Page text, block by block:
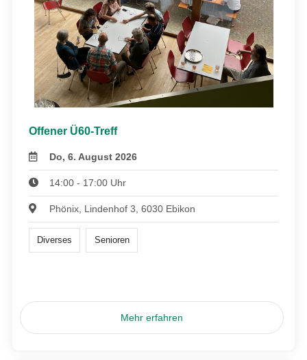
Offener Ü60-Treff
Do, 6. August 2026
14:00 - 17:00 Uhr
Phönix, Lindenhof 3, 6030 Ebikon
Diverses Senioren
Mehr erfahren